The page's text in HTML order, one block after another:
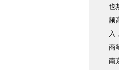
也
频
入
商
南